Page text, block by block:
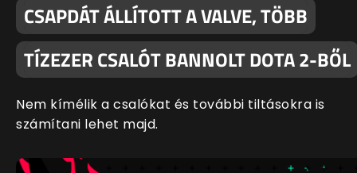
CSAPDÁT ÁLLÍTOTT A VALVE, TÖBB
TÍZEZER CSALÓT BANNOLT DOTA 2-BŐL
Nem kímélik a csalókat és további tiltásokra is
számítani lehet majd.